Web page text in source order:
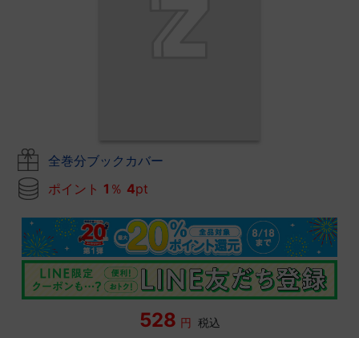
全巻分ブックカバー
ポイント 1 ％ 4pt
528 円 税込